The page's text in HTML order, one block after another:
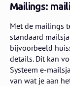
Mailings:
Met de mailings
standaard
bijvoorbeeld
details. Dit kan
Systeem e-
van wat je aan